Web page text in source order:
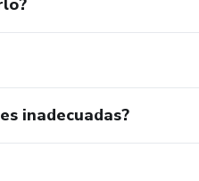
inadecuadas?